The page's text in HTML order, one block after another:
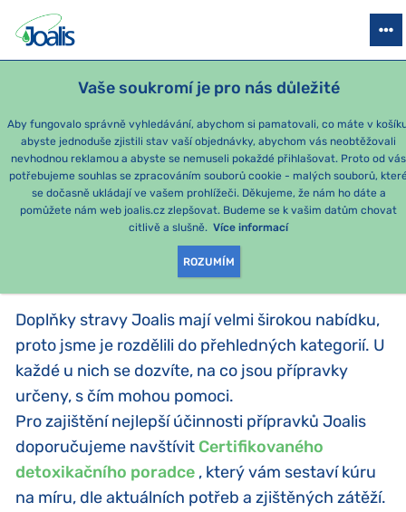
Vaše soukromí je pro nás důležité
Aby fungovalo správně vyhledávání, abychom si pamatovali, co máte v
abyste jednoduše zjistili stav vaší objednávky, abychom vás neobtěžovali
nevhodnou reklamou a abyste se nemuseli pokaždé přihlašovat. Proto od vás
potřebujeme souhlas se zpracováním souborů cookie - malých souborů,
se dočasně ukládají ve vašem prohlížeči. Děkujeme, že nám ho dáte a
pomůžete nám web joalis.cz zlepšovat. Budeme se k vašim datům chovat
citlivě a slušně. Více informací
ROZUMÍM
PRODUKTY PODLE OBTÍŽÍ SEZÓNNÍ BALÍČKY PRO DĚTI
e-shop Joalis PODLE KATEGORIE
Joalis dreny
PRODUKTY PODLE
KATEGORIE:
PODLE KATEGORIE
Doplňky stravy Joalis mají velmi širokou nabídku,
proto jsme je rozdělili do přehledných kategorií. U
každé u nich se dozvíte, na co jsou přípravky
určeny, s čím mohou pomoci.
Pro zajištění nejlepší účinnosti přípravků Joalis
doporučujeme navštívit Certifikovaného
detoxikačního poradce , který vám sestaví kúru
na míru, dle aktuálních potřeb a zjištěných zátěží.